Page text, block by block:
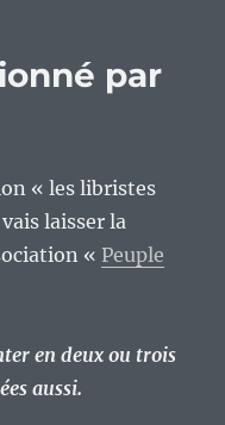
par
« les libristes
laisser la
« Peuple
en deux ou trois
aussi.